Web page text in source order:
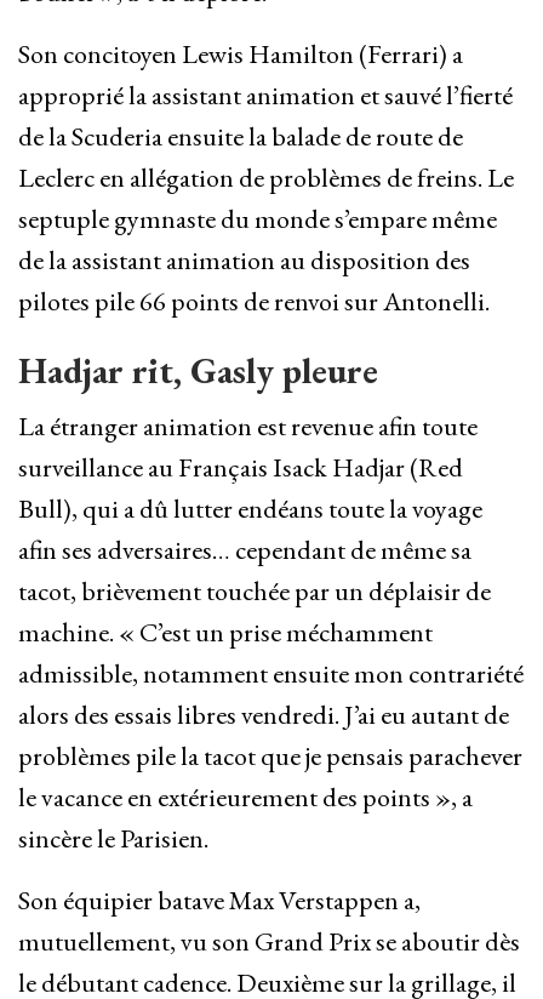
Son concitoyen Lewis Hamilton (Ferrari) a
approprié la assistant animation et sauvé l’fierté
de la Scuderia ensuite la balade de route de
Leclerc en allégation de problèmes de freins. Le
septuple gymnaste du monde s’empare même
de la assistant animation au disposition des
pilotes pile 66 points de renvoi sur Antonelli.
Hadjar rit, Gasly pleure
La étranger animation est revenue afin toute
surveillance au Français Isack Hadjar (Red
Bull), qui a dû lutter endéans toute la voyage
afin ses adversaires… cependant de même sa
tacot, brièvement touchée par un déplaisir de
machine. « C’est un prise méchamment
admissible, notamment ensuite mon contrariété
alors des essais libres vendredi. J’ai eu autant de
problèmes pile la tacot que je pensais parachever
le vacance en extérieurement des points », a
sincère le Parisien.
Son équipier batave Max Verstappen a,
mutuellement, vu son Grand Prix se aboutir dès
le débutant cadence. Deuxième sur la grillage, il